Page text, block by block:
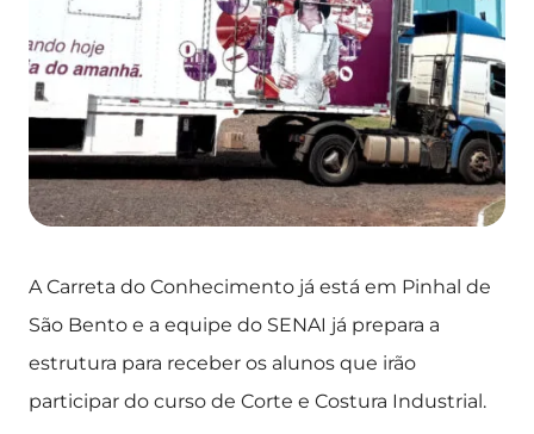
A Carreta do Conhecimento já está em Pinhal de
São Bento e a equipe do SENAI já prepara a
estrutura para receber os alunos que irão
participar do curso de Corte e Costura Industrial.